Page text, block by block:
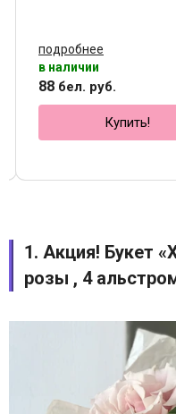
подробнее
в наличии
88 бел. руб.
Купить!
1. Акция! Букет
розы , 4